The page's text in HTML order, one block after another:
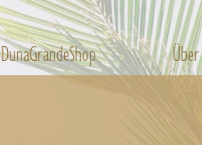
DunaGrandeShop